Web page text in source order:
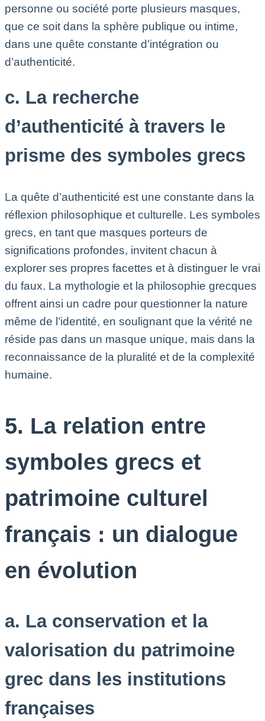
personne ou société porte plusieurs masques,
que ce soit dans la sphère publique ou intime,
dans une quête constante d’intégration ou
d’authenticité.
c. La recherche
d’authenticité à travers le
prisme des symboles grecs
La quête d’authenticité est une constante dans la
réflexion philosophique et culturelle. Les symboles
grecs, en tant que masques porteurs de
significations profondes, invitent chacun à
explorer ses propres facettes et à distinguer le vrai
du faux. La mythologie et la philosophie grecques
offrent ainsi un cadre pour questionner la nature
même de l’identité, en soulignant que la vérité ne
réside pas dans un masque unique, mais dans la
reconnaissance de la pluralité et de la complexité
humaine.
5. La relation entre
symboles grecs et
patrimoine culturel
français : un dialogue
en évolution
a. La conservation et la
valorisation du patrimoine
grec dans les institutions
françaises